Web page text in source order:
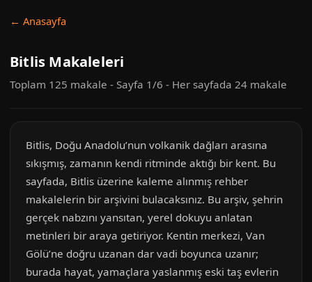
← Anasayfa
Bitlis Makaleleri
Toplam 125 makale - Sayfa 1/6 - Her sayfada 24 makale
Bitlis, Doğu Anadolu’nun volkanik dağları arasına
sıkışmış, zamanın kendi ritminde aktığı bir kent. Bu
sayfada, Bitlis üzerine kaleme alınmış rehber
makalelerin bir arşivini bulacaksınız. Bu arşiv, şehrin
gerçek nabzını yansıtan, yerel dokuyu anlatan
metinleri bir araya getiriyor. Kentin merkezi, Van
Gölü’ne doğru uzanan dar vadi boyunca uzanır;
burada hayat, yamaçlara yaslanmış eski taş evlerin